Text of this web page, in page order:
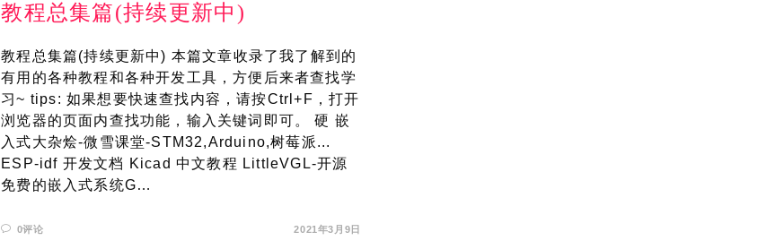
教程总集篇(持续更新中)
教程总集篇(持续更新中) 本篇文章收录了我了解到的
有用的各种教程和各种开发工具，方便后来者查找学
习~ tips: 如果想要快速查找内容，请按Ctrl+F，打开
浏览器的页面内查找功能，输入关键词即可。 硬 嵌
入式大杂烩-微雪课堂-STM32,Arduino,树莓派...
ESP-idf 开发文档 Kicad 中文教程 LittleVGL-开源
免费的嵌入式系统G…
0评论 2021年3月9日